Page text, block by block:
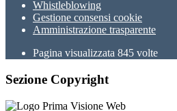
Whistleblowing
Gestione consensi cookie
Amministrazione trasparente
Pagina visualizzata 845 volte
Sezione Copyright